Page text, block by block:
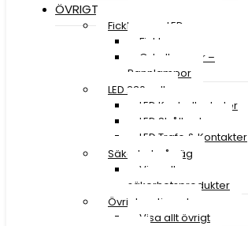
ÖVRIGT
Ficklampor LED
Ficklampor
Cykellampor –
Pannlampor
LED 230 volt
LED Kontrollenheter
LED Strålkastare
LED Trafo & Kontakter
Säkerhet på väg
Visa alla
säkerhetsprodukter
Övrigt sortiment
Visa allt övrigt